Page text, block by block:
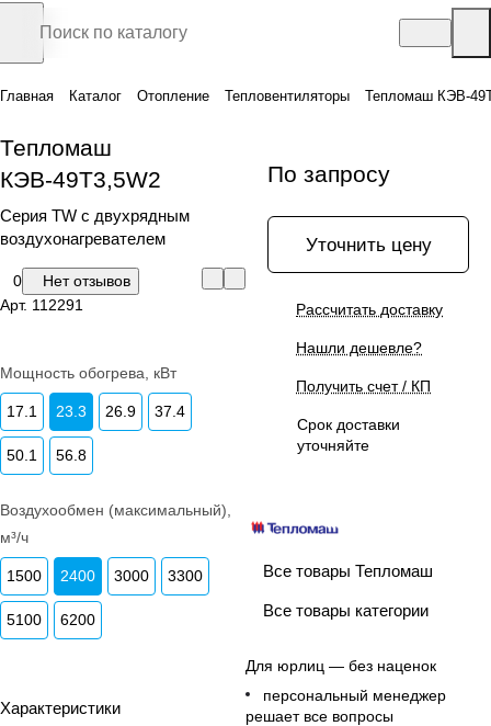
Главная Каталог Отопление Тепловентиляторы Тепломаш КЭВ-
Тепломаш
КЭВ-49Т3,5W2
Серия ТW с двухрядным
воздухонагревателем
0
Нет отзывов
Арт. 112291
Мощность обогрева, кВт
17.1 23.3 26.9 37.4
50.1 56.8
Воздухообмен (максимальный),
м³/ч
1500 2400 3000 3300
5100 6200
Характеристики
По запросу
Уточнить цену
Рассчитать доставку
Нашли дешевле?
Получить счет / КП
Срок доставки
уточняйте
Все товары Тепломаш
Все товары категории
Для юрлиц — без наценок
персональный менеджер
решает все вопросы